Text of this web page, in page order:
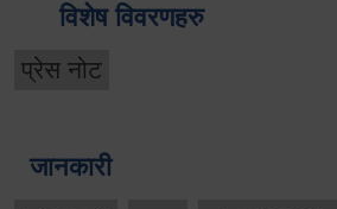
विशेष विवरणहरु
प्रेस नोट
जानकारी